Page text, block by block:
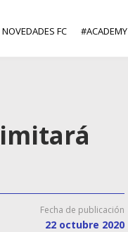
NOVEDADES FC #ACADEMY
Fecha de publicación
22 octubre 2020